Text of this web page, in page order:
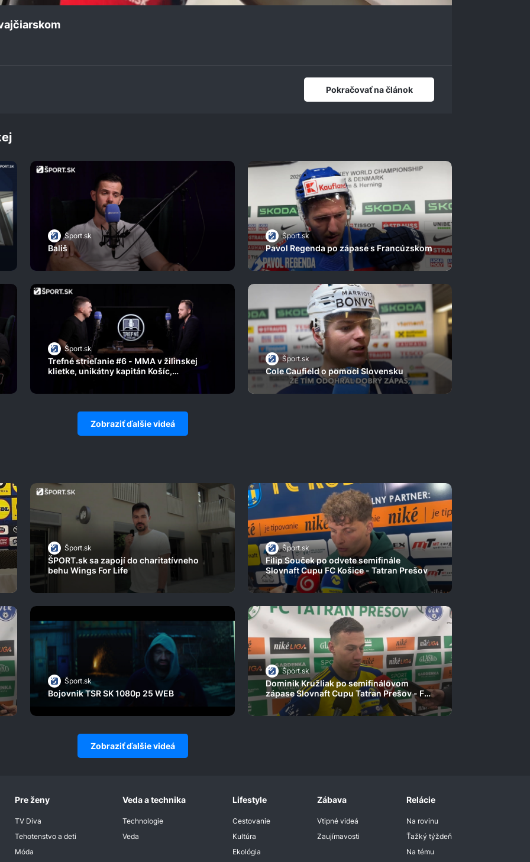
Pokračovať na článok
Šport.sk
Bališ
Šport.sk
Pavol Regenda po zápase s Francúzskom
Šport.sk
Trefné strieľanie #6 - MMA v žilinskej
klietke, unikátny kapitán Košíc,
Šport.sk
Cole Caufield o pomoci Slovensku
Zobraziť ďalšie videá
Šport.sk
ŠPORT.sk sa zapojí do charitatívneho
behu Wings For Life
Šport.sk
Filip Souček po odvete semifinále
Slovnaft Cupu FC Košice - Tatran Prešov
Šport.sk
Bojovnik TSR SK 1080p 25 WEB
Šport.sk
Dominik Kružliak po semifinálovom
zápase Slovnaft Cupu Tatran Prešov - FC
Košice
Zobraziť ďalšie videá
Pre ženy
TV Diva
Tehotenstvo a deti
Móda
Veda a technika
Technologie
Veda
Lifestyle
Cestovanie
Kultúra
Ekológia
Zábava
Vtipné videá
Zaujímavosti
Relácie
Na rovinu
Ťažký týždeň
Na tému